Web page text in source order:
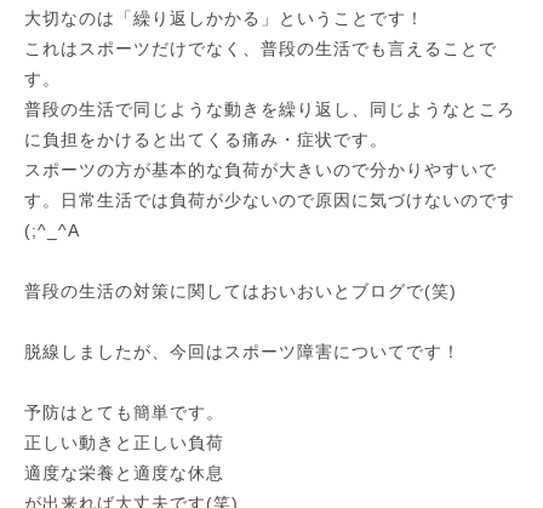
大切なのは「繰り返しかかる」ということです！
これはスポーツだけでなく、普段の生活でも言えることで
す。
普段の生活で同じような動きを繰り返し、同じようなところ
に負担をかけると出てくる痛み・症状です。
スポーツの方が基本的な負荷が大きいので分かりやすいで
す。日常生活では負荷が少ないので原因に気づけないのです
(;^_^A
普段の生活の対策に関してはおいおいとブログで(笑)
脱線しましたが、今回はスポーツ障害についてです！
予防はとても簡単です。
正しい動きと正しい負荷
適度な栄養と適度な休息
が出来れば大丈夫です(笑)